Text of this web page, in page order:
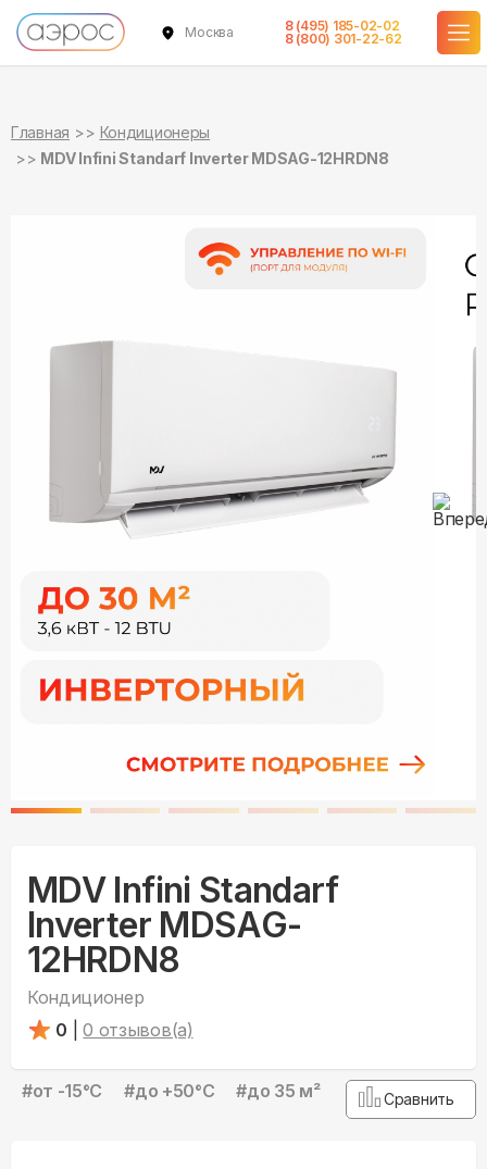
Москва
8 (495) 185-02-02
8 (800) 301-22-62
Главная
Кондиционеры
MDV Infini Standarf Inverter MDSAG-12HRDN8
MDV Infini Standarf
Inverter MDSAG-
12HRDN8
Кондиционер
0
0 отзывов(а)
#от -15°С #до +50°С #до 35 м² Сравнить
в наличии
в наличии